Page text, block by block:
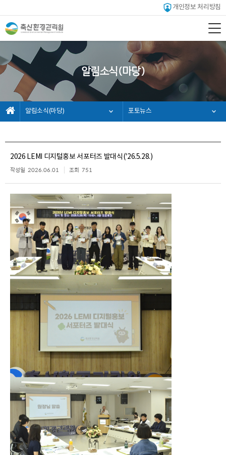
개인정보 처리방침
알림소식(마당)
알림소식(마당) 포토뉴스
2026 LEMI 디지털홍보 서포터즈 발대식('26.5.28.)
작성일 2026.06.01 조회 751